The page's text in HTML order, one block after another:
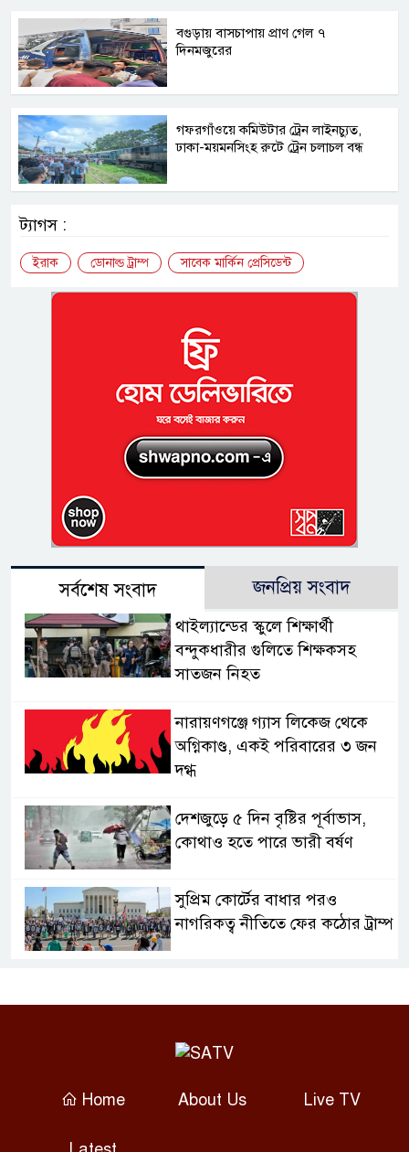
বগুড়ায় বাসচাপায় প্রাণ গেল ৭
দিনমজুরের
গফরগাঁওয়ে কমিউটার ট্রেন লাইনচ্যুত,
ঢাকা-ময়মনসিংহ রুটে ট্রেন চলাচল বন্ধ
ট্যাগস :
ইরাক ডোনাল্ড ট্রাম্প সাবেক মার্কিন প্রেসিডেন্ট
সর্বশেষ সংবাদ জনপ্রিয় সংবাদ
থাইল্যান্ডের স্কুলে শিক্ষার্থী
বন্দুকধারীর গুলিতে শিক্ষকসহ
সাতজন নিহত
নারায়ণগঞ্জে গ্যাস লিকেজ থেকে
অগ্নিকাণ্ড, একই পরিবারের ৩ জন
দগ্ধ
দেশজুড়ে ৫ দিন বৃষ্টির পূর্বাভাস,
কোথাও হতে পারে ভারী বর্ষণ
সুপ্রিম কোর্টের বাধার পরও
নাগরিকত্ব নীতিতে ফের কঠোর ট্রাম্প
বললেন যুদ্ধ ‘খুব শিগগিরই’ শেষ
তথ্যমন্ত্রী
Home About Us Live TV